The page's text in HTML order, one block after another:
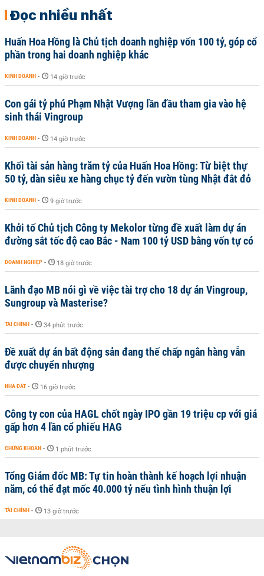
Đọc nhiều nhất
Huấn Hoa Hồng là Chủ tịch doanh nghiệp vốn 100 tỷ, góp cổ
phần trong hai doanh nghiệp khác
KINH DOANH - 14 giờ trước
Con gái tỷ phú Phạm Nhật Vượng lần đầu tham gia vào hệ
sinh thái Vingroup
KINH DOANH - 14 giờ trước
Khối tài sản hàng trăm tỷ của Huấn Hoa Hồng: Từ biệt thự
50 tỷ, dàn siêu xe hàng chục tỷ đến vườn tùng Nhật đắt đỏ
KINH DOANH - 9 giờ trước
Khởi tố Chủ tịch Công ty Mekolor từng đề xuất làm dự án
đường sắt tốc độ cao Bắc - Nam 100 tỷ USD bằng vốn tự có
DOANH NGHIỆP - 18 giờ trước
Lãnh đạo MB nói gì về việc tài trợ cho 18 dự án Vingroup,
Sungroup và Masterise?
TÀI CHÍNH - 34 phút trước
Đề xuất dự án bất động sản đang thế chấp ngân hàng vẫn
được chuyển nhượng
NHÀ ĐẤT - 16 giờ trước
Công ty con của HAGL chốt ngày IPO gần 19 triệu cp với giá
gấp hơn 4 lần cổ phiếu HAG
CHỨNG KHOÁN - 1 phút trước
Tổng Giám đốc MB: Tự tin hoàn thành kế hoạch lợi nhuận
năm, có thể đạt mốc 40.000 tỷ nếu tình hình thuận lợi
TÀI CHÍNH - 13 giờ trước